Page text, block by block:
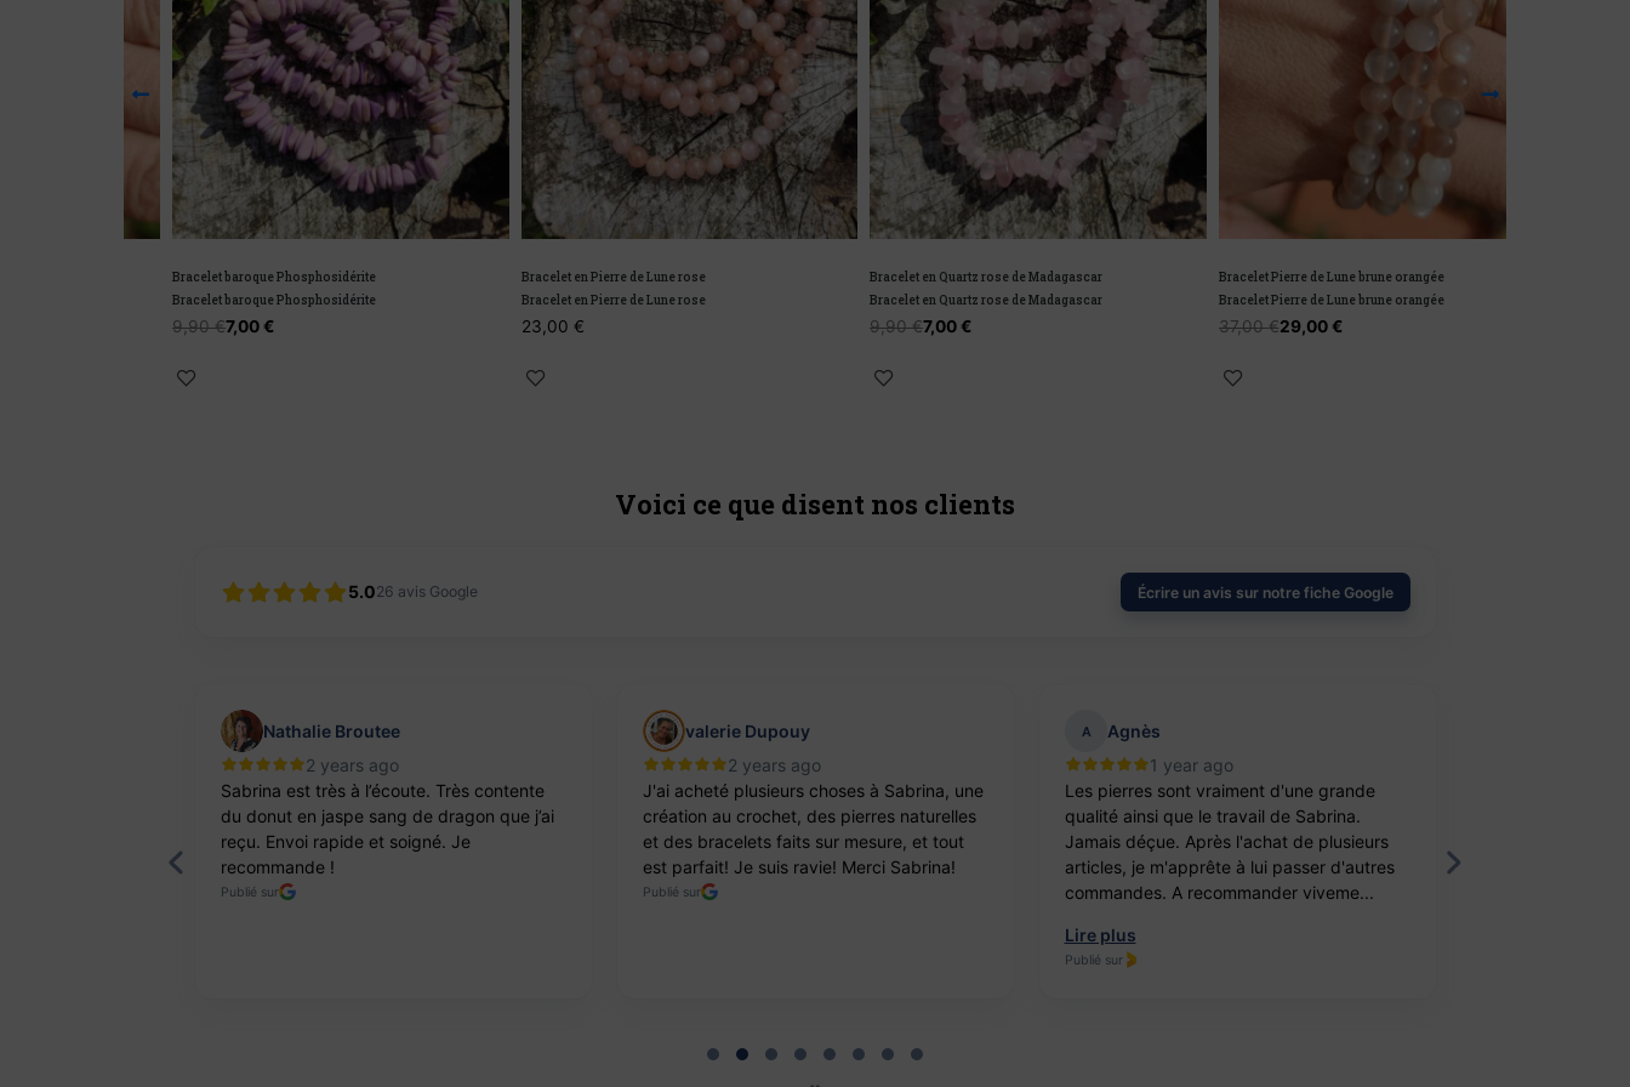
Bracelet baroque Phosphosidérite
Bracelet baroque Phosphosidérite
€7,00€
Bracelet en Pierre de Lune rose
Bracelet en Pierre de Lune rose
23,00€
Bracelet en Quartz rose de Madagascar
Bracelet en Quartz rose de Madagascar
€7,00€
Bracelet Pierre de Lune brune orangée
Bracelet Pierre de Lune brune orangée
37,00€29,00€
Voici ce que disent nos clients
5.026 avis Google Écrire un avis sur notre fiche Google
Nathalie Broutee
2 years ago
Sabrina est très à l’écoute. Très contente
du donut en jaspe sang de dragon que j’ai
reçu. Envoi rapide et soigné. Je
recommande !
Publié sur
valerie Dupouy
2 years ago
J'ai acheté plusieurs choses à Sabrina, une
création au crochet, des pierres naturelles
et des bracelets faits sur mesure, et tout
est parfait! Je suis ravie! Merci Sabrina!
Publié sur
A
Agnès
1 year ago
Les pierres sont vraiment d'une grande
qualité ainsi que le travail de Sabrina.
Jamais déçue. Après l'achat de plusieurs
articles, je m'apprête à lui passer d'autres
commandes. A recommander viveme...
Lire plus
Publié sur